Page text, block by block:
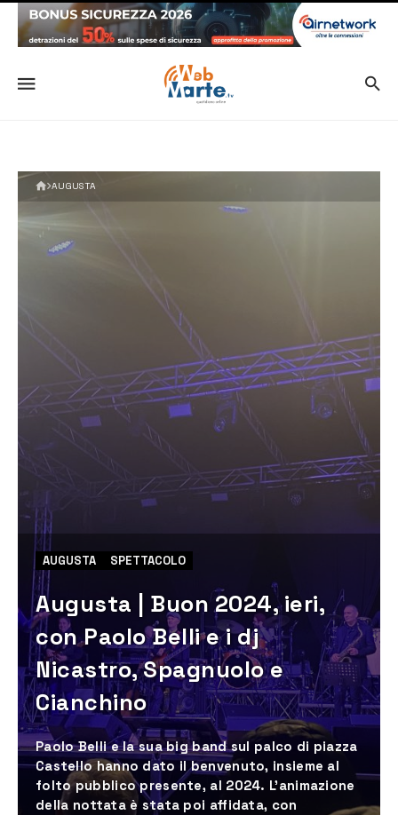
AUGUSTA
AUGUSTA SPETTACOLO
Augusta | Buon 2024, ieri,
con Paolo Belli e i dj
Nicastro, Spagnuolo e
Cianchino
Paolo Belli e la sua big band sul palco di piazza
Castello hanno dato il benvenuto, insieme al
folto pubblico presente, al 2024. L'animazione
della nottata è stata poi affidata, con